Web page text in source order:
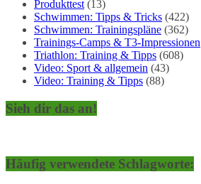
Produkttest(13)
Schwimmen: Tipps & Tricks (422)
Schwimmen: Trainingspläne (362)
Trainings-Camps & T3-Impressionen
Triathlon: Training & Tipps (608)
Video: Sport & allgemein (43)
Video: Training & Tipps (88)
Sieh dir das an!
Häufig verwendete Schlagworte: